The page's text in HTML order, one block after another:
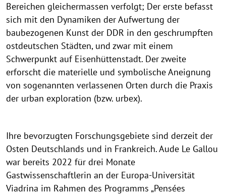
Bereichen gleichermassen verfolgt; Der erste befasst
sich mit den Dynamiken der Aufwertung der
baubezogenen Kunst der DDR in den geschrumpften
ostdeutschen Städten, und zwar mit einem
Schwerpunkt auf Eisenhüttenstadt. Der zweite
erforscht die materielle und symbolische Aneignung
von sogenannten verlassenen Orten durch die Praxis
der urban exploration (bzw. urbex).
Ihre bevorzugten Forschungsgebiete sind derzeit der
Osten Deutschlands und in Frankreich. Aude Le Gallou
war bereits 2022 für drei Monate
Gastwissenschaftlerin an der Europa-Universität
Viadrina im Rahmen des Programms „Pensées